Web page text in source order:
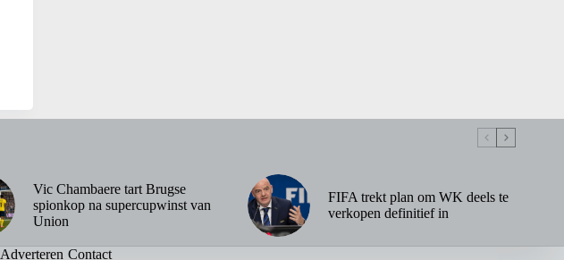
Vic Chambaere tart Brugse
spionkop na supercupwinst van
Union
FIFA trekt plan om WK deels te
verkopen definitief in
Adverteren Contact